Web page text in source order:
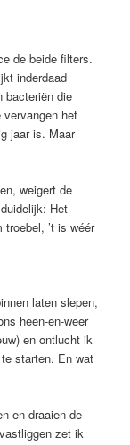
de beide filters.
inderdaad
bacteriën die
het
jaar is. Maar
weigert de
Het
’t is wéér
laten slepen,
heen-en-weer
en ontlucht ik
starten. En wat
en draaien de
zet ik